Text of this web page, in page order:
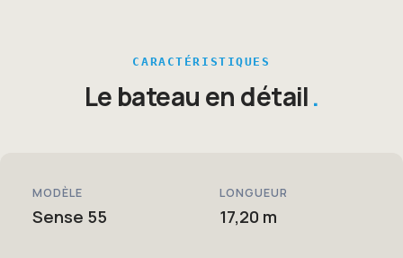
CARACTÉRISTIQUES
Le bateau en détail
MODÈLE
Sense 55
LONGUEUR
17,20 m